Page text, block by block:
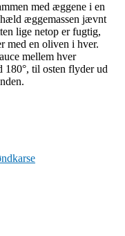
med æggene i en
hæld æggemassen jævnt
lige netop er fugtig,
med en oliven i hver.
mellem hver
180°, til osten flyder ud